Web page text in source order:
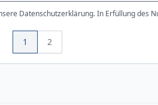
Datenschutzerklärung. In Erfüllung des
1 2